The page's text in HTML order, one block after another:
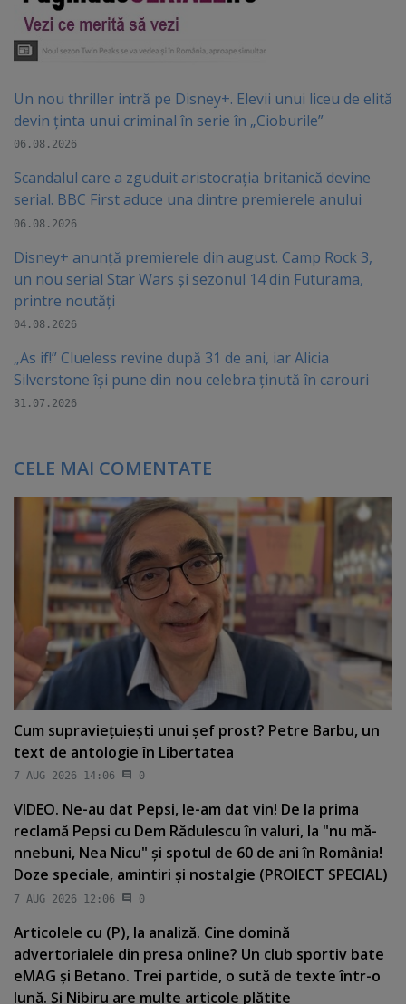
Un nou thriller intră pe Disney+. Elevii unui liceu de elită
devin ținta unui criminal în serie în „Cioburile”
06.08.2026
Scandalul care a zguduit aristocrația britanică devine
serial. BBC First aduce una dintre premierele anului
06.08.2026
Disney+ anunță premierele din august. Camp Rock 3,
un nou serial Star Wars și sezonul 14 din Futurama,
printre noutăți
04.08.2026
„As if!” Clueless revine după 31 de ani, iar Alicia
Silverstone își pune din nou celebra ținută în carouri
31.07.2026
CELE MAI COMENTATE
Cum supravieţuieşti unui şef prost? Petre Barbu, un
text de antologie în Libertatea
7 AUG 2026 14:06 0
VIDEO. Ne-au dat Pepsi, le-am dat vin! De la prima
reclamă Pepsi cu Dem Rădulescu în valuri, la "nu mă-
nnebuni, Nea Nicu" şi spotul de 60 de ani în România!
Doze speciale, amintiri şi nostalgie (PROIECT SPECIAL)
7 AUG 2026 12:06 0
Articolele cu (P), la analiză. Cine domină
advertorialele din presa online? Un club sportiv bate
eMAG şi Betano. Trei partide, o sută de texte într-o
lună. Şi Nibiru are multe articole plătite